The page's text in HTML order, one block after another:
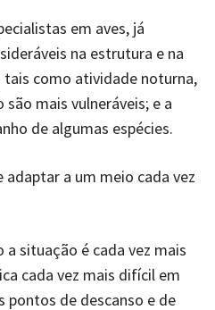
em aves, já
na estrutura e na
tais como atividade noturna,
mais vulneráveis; e a
de algumas espécies.
adaptar a um meio cada vez
a situação é cada vez mais
cada vez mais difícil em
de descanso e de